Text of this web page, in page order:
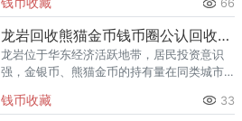
熊猫金币的需求就明显升温，但鱼龙混杂的
回收渠道里，能精准识别版别溢
66
龙岩回收熊猫金币钱币圈公认回收渠道排行
龙岩位于华东经济活跃地带，居民投资意识
强，金银币、熊猫金币的持有量在同类城市
熊猫金币的需求就明显升温，但鱼龙混杂的
钱币收藏 33